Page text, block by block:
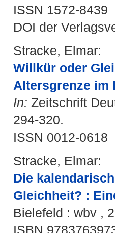
ISSN 1572-8439
DOI der
Stracke, Elmar:
Willkür oder
Altersgrenze im
In: Zeitschrift
294-320.
ISSN 0012-0618
Stracke, Elmar:
Die
Gleichheit? :
Bielefeld : wbv ,
ISBN